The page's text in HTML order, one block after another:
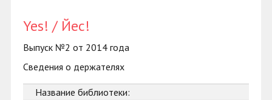
Yes! / Йес!
Выпуск №2 от 2014 года
Сведения о держателях
Название библиотеки: